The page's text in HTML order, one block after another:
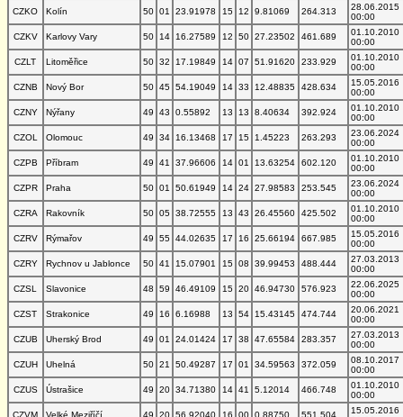
CZKO
Kolín 50 01 23.91978 15 12 9.81069 264.313
28.06.2015
00:00
CZKV
Karlovy Vary 50 14 16.27589 12 50 27.23502 461.689
01.10.2010
00:00
CZLT
Litoměřice 50 32 17.19849 14 07 51.91620 233.929
01.10.2010
00:00
CZNB
Nový Bor 50 45 54.19049 14 33 12.48835 428.634
15.05.2016
00:00
CZNY
Nýřany 49 43 0.55892 13 13 8.40634 392.924
01.10.2010
00:00
CZOL
Olomouc 49 34 16.13468 17 15 1.45223 263.293
23.06.2024
00:00
CZPB
Příbram 49 41 37.96606 14 01 13.63254 602.120
01.10.2010
00:00
CZPR
Praha 50 01 50.61949 14 24 27.98583 253.545
23.06.2024
00:00
CZRA
Rakovník 50 05 38.72555 13 43 26.45560 425.502
01.10.2010
00:00
CZRV
Rýmařov 49 55 44.02635 17 16 25.66194 667.985
15.05.2016
00:00
CZRY
Rychnov u Jablonce 50 41 15.07901 15 08 39.99453 488.444
27.03.2013
00:00
CZSL
Slavonice 48 59 46.49109 15 20 46.94730 576.923
22.06.2025
00:00
CZST
Strakonice 49 16 6.16988 13 54 15.43145 474.744
20.06.2021
00:00
CZUB
Uherský Brod 49 01 24.01424 17 38 47.65584 283.357
27.03.2013
00:00
CZUH
Uhelná 50 21 50.49287 17 01 34.59563 372.059
08.10.2017
00:00
CZUS
Ústrašice 49 20 34.71380 14 41 5.12014 466.748
01.10.2010
00:00
CZVM
Velké Meziříčí 49 20 56.92040 16 00 0.88750 551.504
15.05.2016